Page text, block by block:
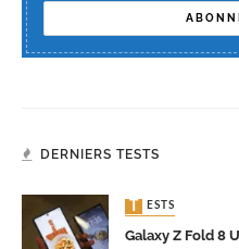
DERNIERS TESTS
TESTS
Galaxy Z Fold 8